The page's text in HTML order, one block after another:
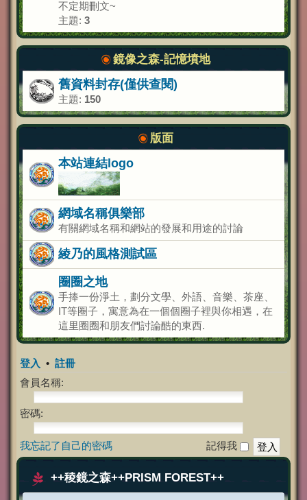
不定期刪文~
主題: 3
鏡像之森-記憶墳地
舊資料封存(僅供查閱)
主題: 150
版面
本站連結logo
網域名稱俱樂部
有關網域名稱和網站的發展和用途的討論
綾乃的風格測試區
圈圈之地
手捧一份淨土，劃分文學、外語、音樂、茶座、
IT等圈子，寓意為在一個個圈子裡與你相遇，在
這里圈圈和朋友們討論酷的東西.
登入 • 註冊
會員名稱:
密碼:
我忘記了自己的密碼 記得我
++稜鏡之森++PRISM FOREST++